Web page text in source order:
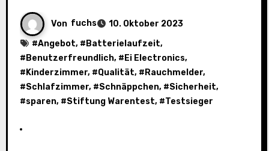
Von fuchs
10. Oktober 2023
#Angebot, # Batterielaufzeit,
# Benutzerfreundlich, # Ei Electronics,
# Kinderzimmer, #Qualität, # Rauchmelder,
#Schlafzimmer, #Schnäppchen, #Sicherheit,
#sparen, #Stiftung Warentest, #Testsieger